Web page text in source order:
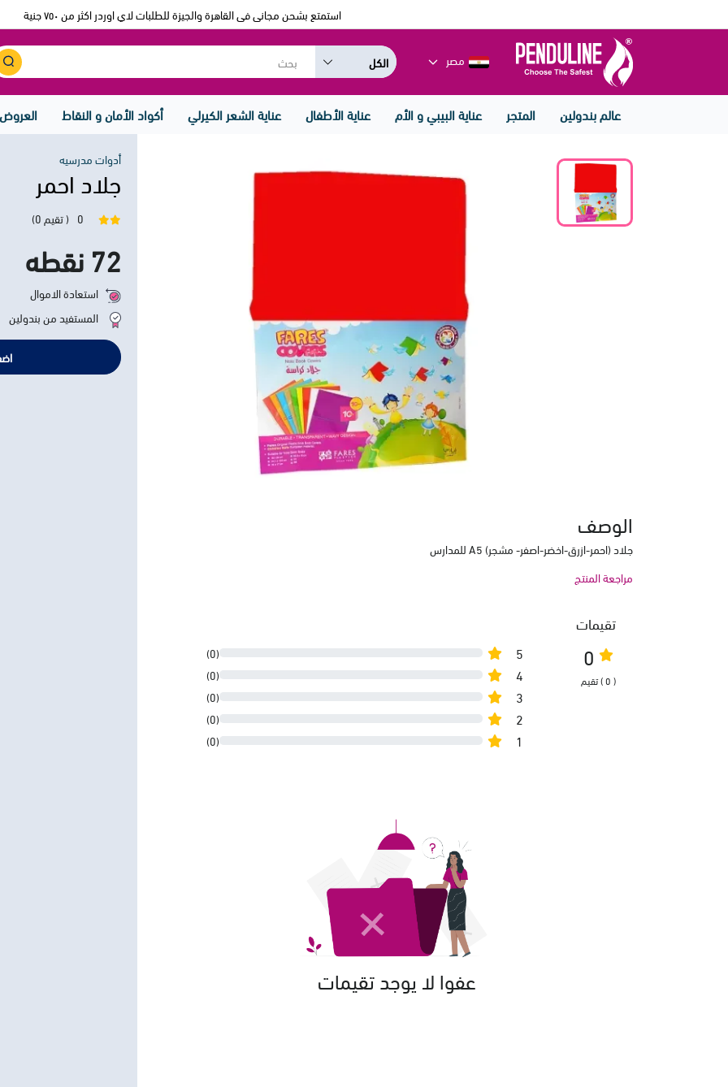
استمتع بشحن مجانى فى القاهرة والجيزة للطلبات لاي اوردر اكثر من ٧٥٠ جنية
مصر
عالم بندولين المتجر عناية البيبي و الأم عناية الأطفال عناية الشعر الكيرلي أكواد الأمان و النقاط العروض
الوصف
جلاد (احمر-ازرق-اخضر-اصفر- مشجر) A5 للمدارس
مراجعة المنتج
تقيمات
0
( 0 ) تقيم
5
(0)
4
(0)
3
(0)
2
(0)
1
(0)
عفوا لا يوجد تقيمات
أدوات مدرسيه
جلاد احمر
0 ( تقيم 0)
72 نقطه
استعادة الاموال
المستفيد من بندولين